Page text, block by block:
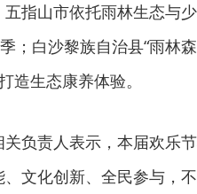
指山市依托雨林生态与
；白沙黎族自治县“雨林
造生态康养体验。
负责人表示，本届欢乐
文化创新、全民参与，